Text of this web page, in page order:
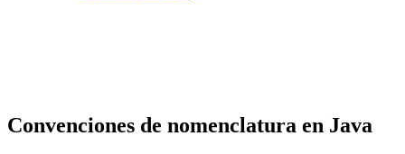
Convenciones de nomenclatura en Java